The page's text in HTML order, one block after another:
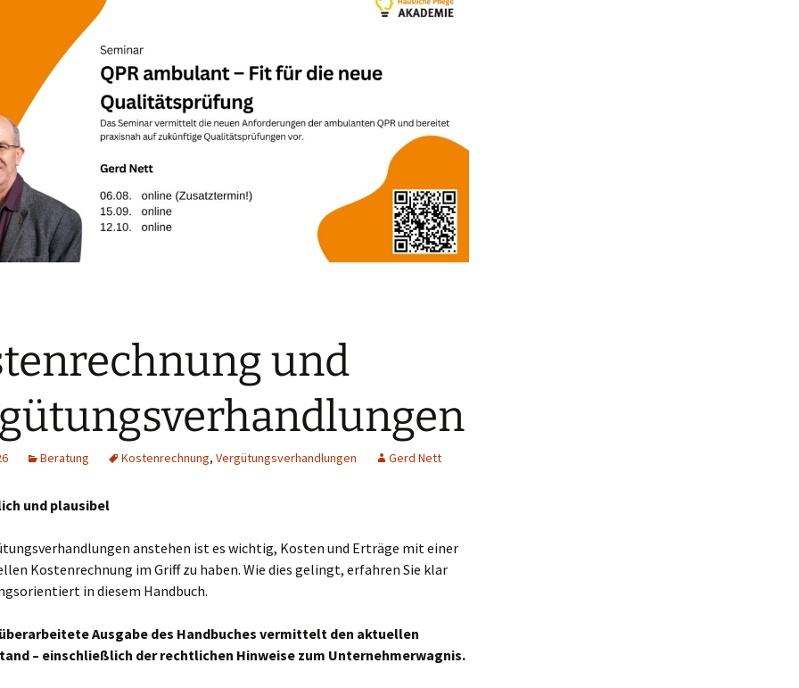
und
Beratung Kostenrechnung, Vergütungsverhandlungen Gerd Nett
und plausibel
anstehen ist es wichtig, Kosten und Erträge mit einer
Kostenrechnung im Griff zu haben. Wie dies gelingt, erfahren Sie klar
in diesem Handbuch.
Ausgabe des Handbuches vermittelt den aktuellen
– einschließlich der rechtlichen Hinweise zum Unternehmerwagnis.